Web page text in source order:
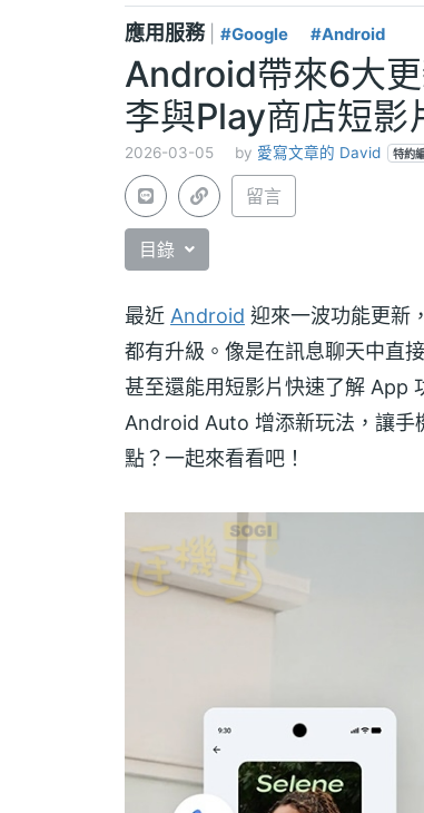
應用服務 #Google #Android
Android帶來6大
李與Play商店短影
2026-03-05 by 愛寫文章的 David 特約
留言
目錄
最近 Android 迎來一波功能更新
都有升級。像是在訊息聊天中直
甚至還能用短影片快速了解 App
Android Auto 增添新玩法，讓手
點？一起來看看吧！